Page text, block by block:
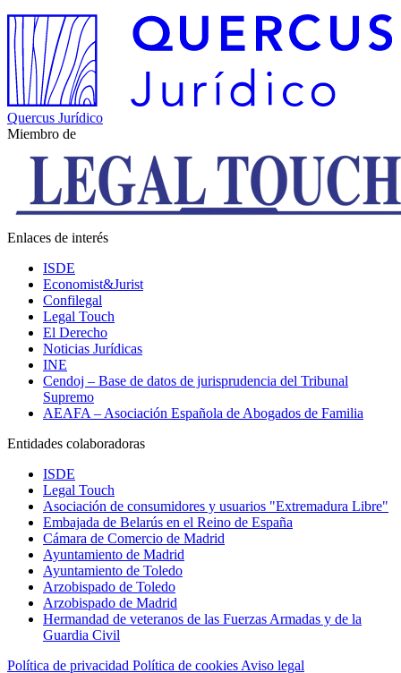
Quercus Jurídico
Miembro de
Enlaces de interés
ISDE
Economist&Jurist
Confilegal
Legal Touch
El Derecho
Noticias Jurídicas
INE
Cendoj – Base de datos de jurisprudencia del Tribunal
Supremo
AEAFA – Asociación Española de Abogados de Familia
Entidades colaboradoras
ISDE
Legal Touch
Asociación de consumidores y usuarios "Extremadura Libre"
Embajada de Belarús en el Reino de España
Cámara de Comercio de Madrid
Ayuntamiento de Madrid
Ayuntamiento de Toledo
Arzobispado de Toledo
Arzobispado de Madrid
Hermandad de veteranos de las Fuerzas Armadas y de la
Guardia Civil
Política de privacidad Política de cookies Aviso legal